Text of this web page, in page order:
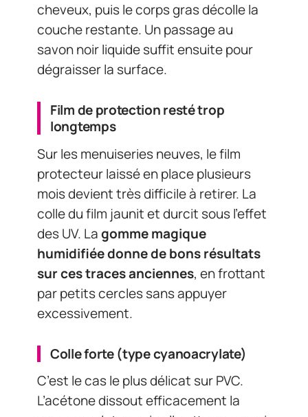
cheveux, puis le corps gras décolle la
couche restante. Un passage au
savon noir liquide suffit ensuite pour
dégraisser la surface.
Film de protection resté trop
longtemps
Sur les menuiseries neuves, le film
protecteur laissé en place plusieurs
mois devient très difficile à retirer. La
colle du film jaunit et durcit sous l’effet
des UV. Lagomme magique
humidifiée donne de bons résultats
sur ces traces anciennes, en frottant
par petits cercles sans appuyer
excessivement.
Colle forte (type cyanoacrylate)
C’est le cas le plus délicat sur PVC.
L’acétone dissout efficacement la